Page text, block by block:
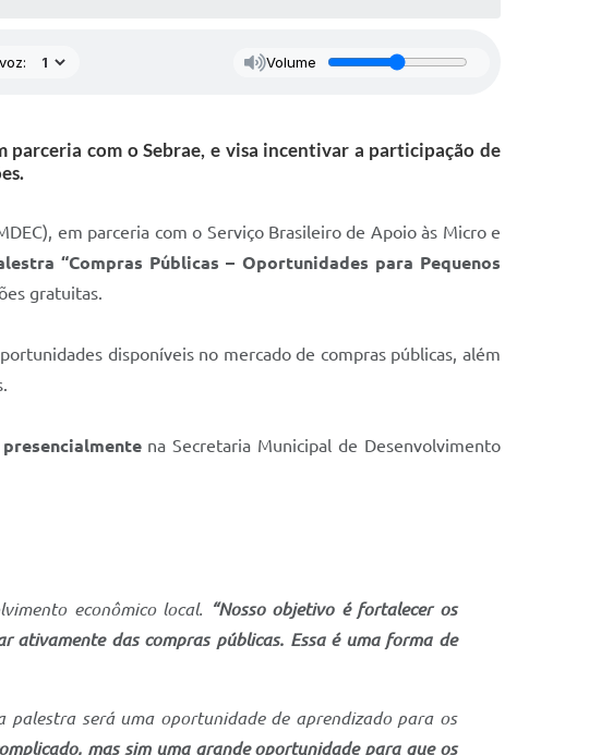
Volume
com o Sebrae, e visa incentivar a participação de
em parceria com o Serviço Brasileiro de Apoio às Micro e
“Compras Públicas – Oportunidades para Pequenos
gratuitas.
disponíveis no mercado de compras públicas, além
presencialmentena Secretaria Municipal de Desenvolvimento
econômico local. “Nosso objetivo é fortalecer os
ativamente das compras públicas. Essa é uma forma de
palestra será uma oportunidade de aprendizado para os
mas sim uma grande oportunidade para que os